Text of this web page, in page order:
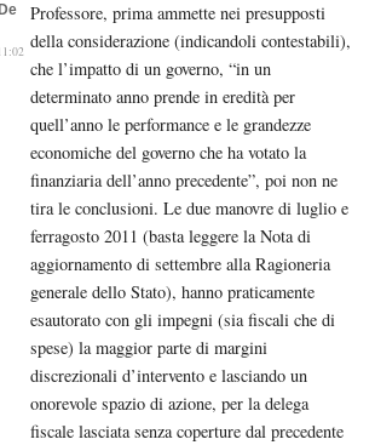
Professore, prima ammette nei presupposti
della considerazione (indicandoli contestabili),
che l’impatto di un governo, “in un
determinato anno prende in eredità per
quell’anno le performance e le grandezze
economiche del governo che ha votato la
finanziaria dell’anno precedente”, poi non ne
tira le conclusioni. Le due manovre di luglio e
ferragosto 2011 (basta leggere la Nota di
aggiornamento di settembre alla Ragioneria
generale dello Stato), hanno praticamente
esautorato con gli impegni (sia fiscali che di
spese) la maggior parte di margini
discrezionali d’intervento e lasciando un
onorevole spazio di azione, per la delega
fiscale lasciata senza coperture dal precedente